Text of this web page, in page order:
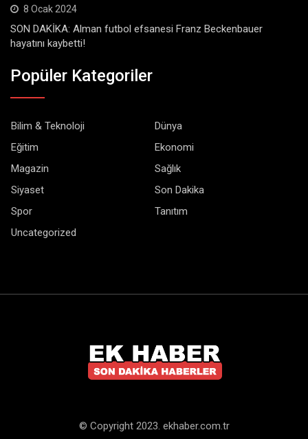
8 Ocak 2024
SON DAKİKA: Alman futbol efsanesi Franz Beckenbauer
hayatını kaybetti!
Popüler Kategoriler
Bilim & Teknoloji
Dünya
Eğitim
Ekonomi
Magazin
Sağlık
Siyaset
Son Dakika
Spor
Tanıtım
Uncategorized
© Copyright 2023. ekhaber.com.tr